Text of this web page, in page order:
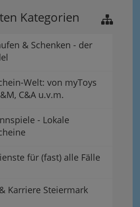
Kategorien
& Schenken - der
Welt: von myToys
C&A u.v.m.
- Lokale
für (fast) alle Fälle
Karriere Steiermark